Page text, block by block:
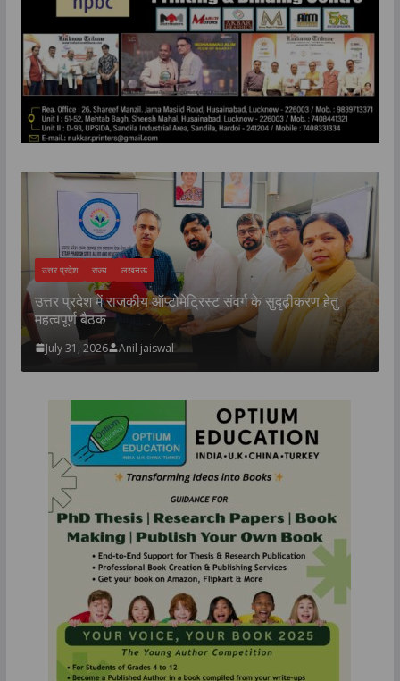
उत्तर प्रदेश राज्य लखनऊ
उत्तर प्रदेश में राजकीय ऑप्टोमेट्रिस्ट संवर्ग के सुदृढ़ीकरण हेतु
महत्वपूर्ण बैठक
July 31, 2026 Anil jaiswal